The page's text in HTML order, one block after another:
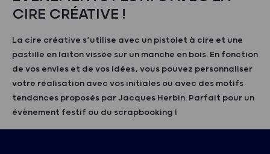
CIRE CRÉATIVE !
La cire créative s’utilise avec un pistolet à cire et une
pastille en laiton vissée sur un manche en bois. En fonction
de vos envies et de vos idées, vous pouvez personnaliser
votre réalisation avec vos initiales ou avec des motifs
tendances proposés par Jacques Herbin. Parfait pour un
évènement festif ou du scrapbooking !